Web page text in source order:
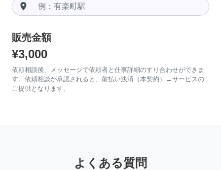
room
販売金額
¥3,000
依頼相談後、メッセージで依頼者と仕事詳細のすり合わせができま
す。依頼相談が承認されると、前払い決済（本契約）→サービスの
ご提供となります。
よくある質問